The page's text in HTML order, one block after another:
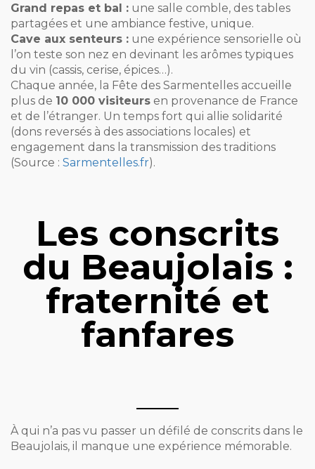
Grand repas et bal : une salle comble, des tables
partagées et une ambiance festive, unique.
Cave aux senteurs : une expérience sensorielle où
l’on teste son nez en devinant les arômes typiques
du vin (cassis, cerise, épices…).
Chaque année, la Fête des Sarmentelles accueille
plus de 10 000 visiteurs en provenance de France
et de l’étranger. Un temps fort qui allie solidarité
(dons reversés à des associations locales) et
engagement dans la transmission des traditions
(Source : Sarmentelles.fr).
Les conscrits
du Beaujolais :
fraternité et
fanfares
À qui n’a pas vu passer un défilé de conscrits dans le
Beaujolais, il manque une expérience mémorable.